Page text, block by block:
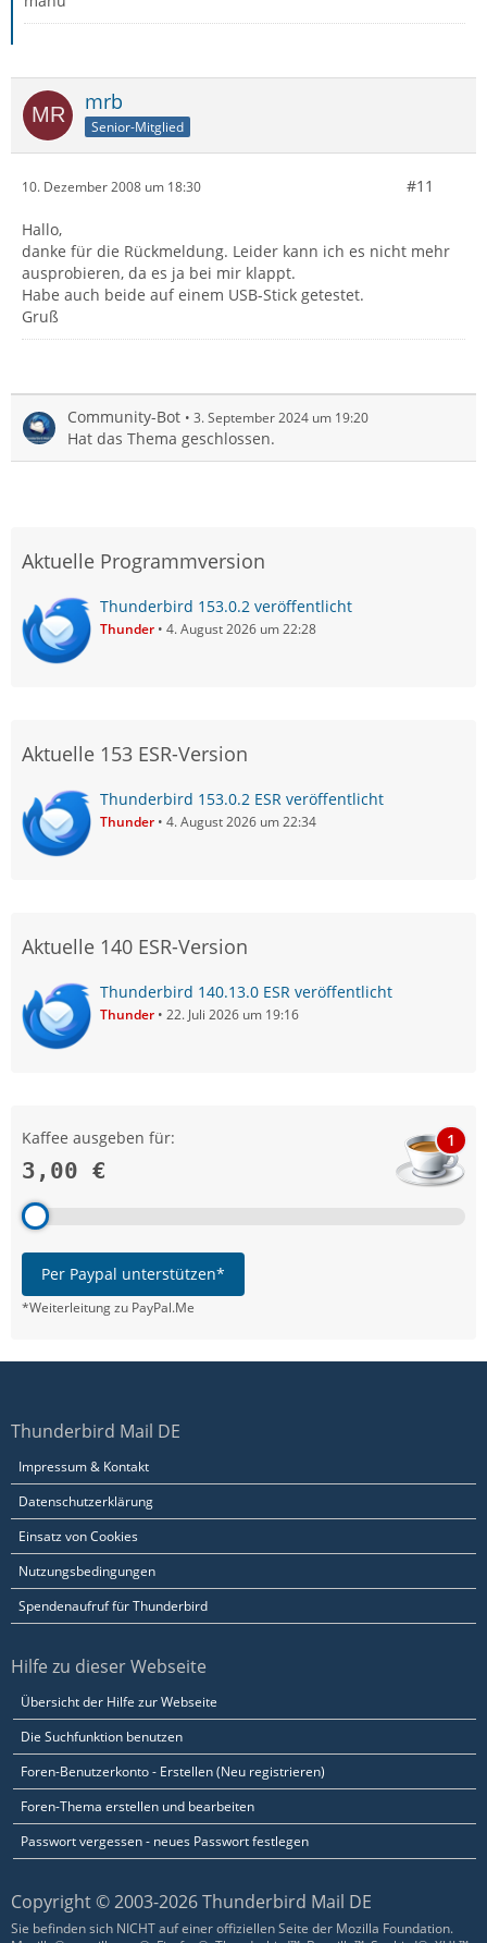
mrb
Senior-Mitglied
10. Dezember 2008 um 18:30 #11
Hallo,
danke für die Rückmeldung. Leider kann ich es nicht mehr
ausprobieren, da es ja bei mir klappt.
Habe auch beide auf einem USB-Stick getestet.
Gruß
Community-Bot 3. September 2024 um 19:20
Hat das Thema geschlossen.
Aktuelle Programmversion
Thunderbird 153.0.2 veröffentlicht
Thunder 4. August 2026 um 22:28
Aktuelle 153 ESR-Version
Thunderbird 153.0.2 ESR veröffentlicht
Thunder 4. August 2026 um 22:34
Aktuelle 140 ESR-Version
Thunderbird 140.13.0 ESR veröffentlicht
Thunder 22. Juli 2026 um 19:16
Kaffee ausgeben für:
3,00 €
1
Per Paypal unterstützen*
*Weiterleitung zu PayPal.Me
Thunderbird Mail DE
Impressum & Kontakt
Datenschutzerklärung
Einsatz von Cookies
Nutzungsbedingungen
Spendenaufruf für Thunderbird
Hilfe zu dieser Webseite
Übersicht der Hilfe zur Webseite
Die Suchfunktion benutzen
Foren-Benutzerkonto - Erstellen (Neu registrieren)
Foren-Thema erstellen und bearbeiten
Passwort vergessen - neues Passwort festlegen
Copyright © 2003-2026 Thunderbird Mail DE
Sie befinden sich NICHT auf einer offiziellen Seite der Mozilla Foundation.